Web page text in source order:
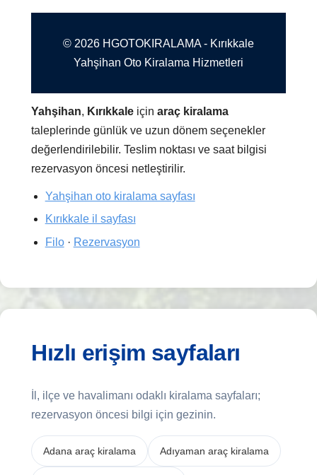
© 2026 HGOTOKIRALAMA - Kırıkkale
Yahşihan Oto Kiralama Hizmetleri
Yahşihan, Kırıkkale içinaraç kiralama
taleplerinde günlük ve uzun dönem seçenekler
değerlendirilebilir. Teslim noktası ve saat bilgisi
rezervasyon öncesi netleştirilir.
Yahşihan oto kiralama sayfası
Kırıkkale il sayfası
Filo· Rezervasyon
Hızlı erişim sayfaları
İl, ilçe ve havalimanı odaklı kiralama sayfaları;
rezervasyon öncesi bilgi için gezinin.
Adana araç kiralama Adıyaman araç kiralama